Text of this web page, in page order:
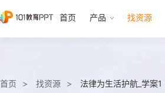
首页 产品 找资源
首页 找资源 法律为生活护航_学案1